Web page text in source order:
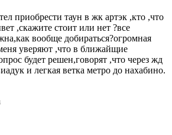
приобрести таун в жк артэк ,кто ,что
,скажите стоит или нет ?все
вообще добираться?огромная
уверяют ,что в ближайщие
будет решен,говорят ,что через жд
и легкая ветка метро до нахабино.